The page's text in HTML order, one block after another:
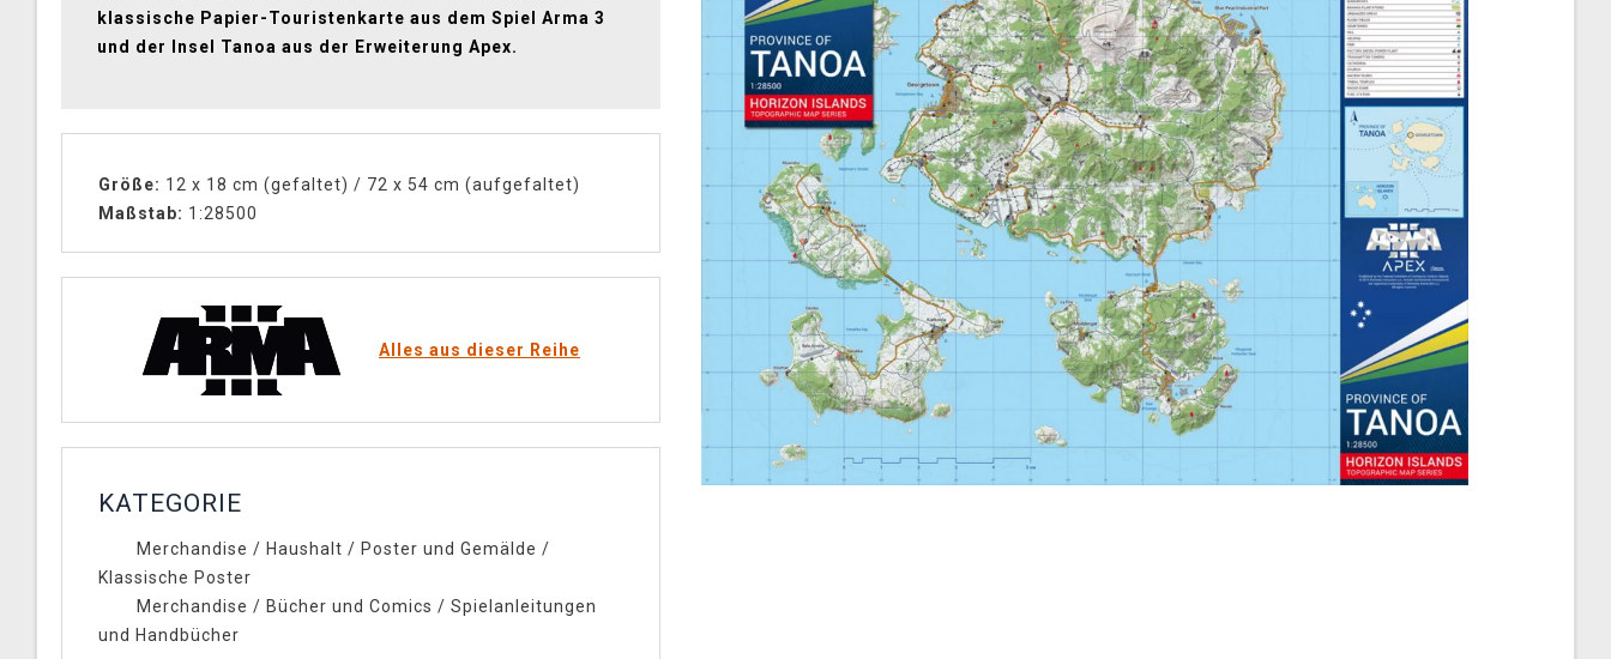
klassische Papier-Touristenkarte aus dem Spiel Arma 3
und der Insel Tanoa aus der Erweiterung Apex.
Größe: 12 x 18 cm (gefaltet) / 72 x 54 cm (aufgefaltet)
Maßstab: 1:28500
Alles aus dieser Reihe
KATEGORIE
Merchandise / Haushalt / Poster und Gemälde /
Klassische Poster
Merchandise / Bücher und Comics / Spielanleitungen
und Handbücher